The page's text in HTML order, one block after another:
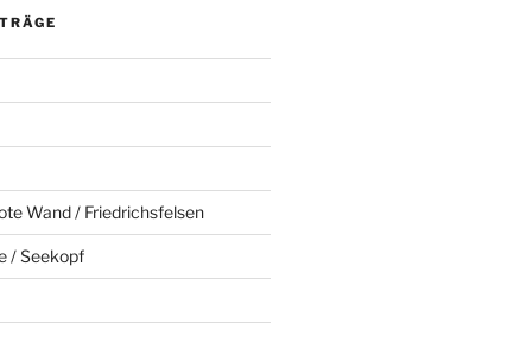
Wand / Friedrichsfelsen
/ Seekopf